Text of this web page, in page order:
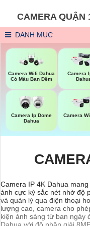
CAMERA QUẬN
DANH MỤC
Camera Wifi Dahua
Có Màu Ban Đêm
Camera
Camera Ip Dome
Dahua
Camera
Camera IP 4K Dahua
ảnh cực kỳ sắc nét nhờ độ
và quản lý qua điện thoại
lượng cao, camera cho
kiện ánh sáng từ ban ngày